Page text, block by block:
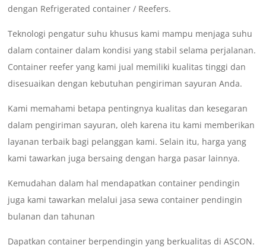
dengan Refrigerated container / Reefers.
Teknologi pengatur suhu khusus kami mampu menjaga suhu
dalam container dalam kondisi yang stabil selama perjalanan.
Container reefer yang kami jual memiliki kualitas tinggi dan
disesuaikan dengan kebutuhan pengiriman sayuran Anda.
Kami memahami betapa pentingnya kualitas dan kesegaran
dalam pengiriman sayuran, oleh karena itu kami memberikan
layanan terbaik bagi pelanggan kami. Selain itu, harga yang
kami tawarkan juga bersaing dengan harga pasar lainnya.
Kemudahan dalam hal mendapatkan container pendingin
juga kami tawarkan melalui jasa sewa container pendingin
bulanan dan tahunan
Dapatkan container berpendingin yang berkualitas di ASCON.